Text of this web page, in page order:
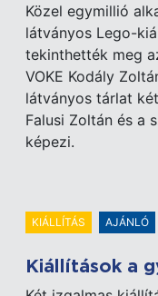
Közel egymillió
látványos Lego-
tekinthették meg
VOKE Kodály
látványos tárlat
Falusi Zoltán és a
képezi.
KIÁLLÍTÁS AJÁNLÓ
Kiállítások a